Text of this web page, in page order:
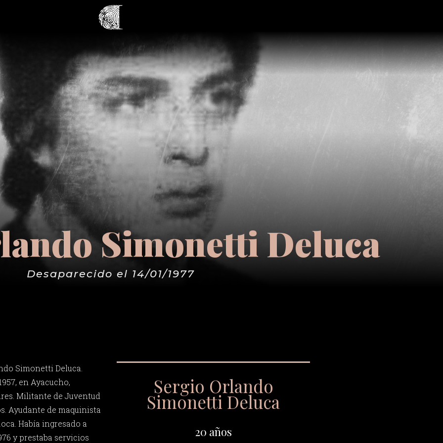
Simonetti Deluca
Desaparecido el 14/01/1977
Simonetti Deluca.
en Ayacucho,
Militante de Juventud
Ayudante de maquinista
Había ingresado a
y prestaba servicios
Sergio Orlando
Simonetti Deluca
20 años